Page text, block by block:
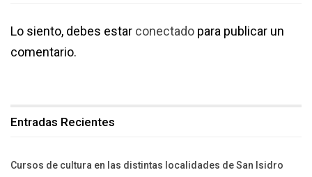
Lo siento, debes estar conectado para publicar un
comentario.
Entradas Recientes
Cursos de cultura en las distintas localidades de San Isidro